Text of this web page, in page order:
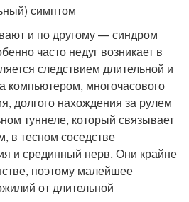
симптом
и по другому — синдром
часто недуг возникает в
следствием длительной и
компьютером, многочасового
долгого нахождения за рулем
туннеле, который связывает
в тесном соседстве
и срединный нерв. Они крайне
поэтому малейшее
от длительной